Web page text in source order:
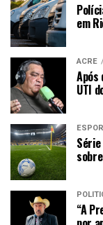
em
ACRE
Após
UTI
“A